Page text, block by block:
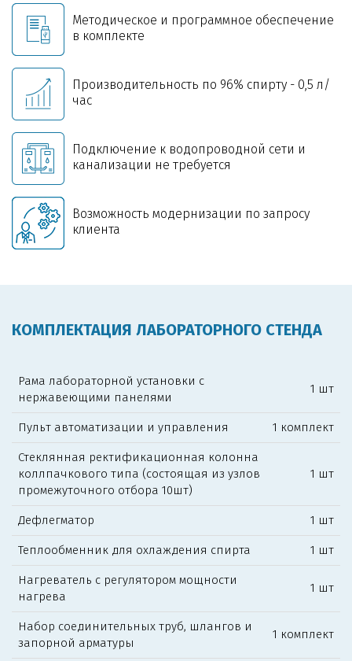
Методическое и программное обеспечение
в комплекте
Производительность по 96% спирту - 0,5 л/
час
Подключение к водопроводной сети и
канализации не требуется
Возможность модернизации по запросу
клиента
КОМПЛЕКТАЦИЯ ЛАБОРАТОРНОГО СТЕНДА
Рама лабораторной установки с
нержавеющими панелями
1 шт
Пульт автоматизации и управления 1 комплект
Стеклянная ректификационная колонна
коллпачкового типа (состоящая из узлов
промежуточного отбора 10шт)
1 шт
Дефлегматор 1 шт
Теплообменник для охлаждения спирта 1 шт
Нагреватель с регулятором мощности
нагрева
1 шт
Набор соединительных труб, шлангов и
запорной арматуры
1 комплект